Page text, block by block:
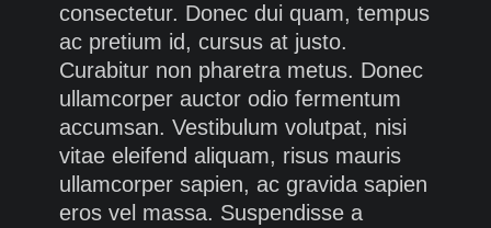
consectetur. Donec dui quam, tempus
ac pretium id, cursus at justo.
Curabitur non pharetra metus. Donec
ullamcorper auctor odio fermentum
accumsan. Vestibulum volutpat, nisi
vitae eleifend aliquam, risus mauris
ullamcorper sapien, ac gravida sapien
eros vel massa. Suspendisse a